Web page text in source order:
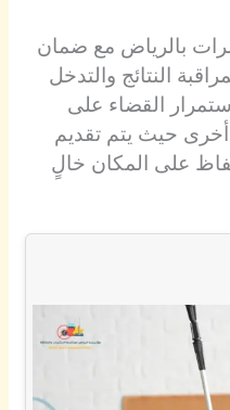
بالرياض مع ضمان
النتائج والتدخل
القضاء على
حيث يتم تقديم
على المكان خالٍ